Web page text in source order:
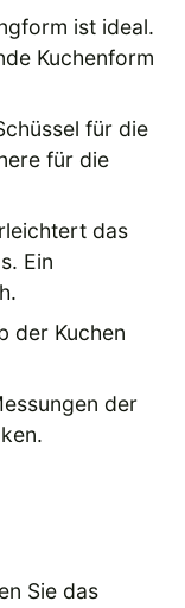
ist ideal.
Kuchenform
für die
für die
das
Ein
der Kuchen
der
Sie das